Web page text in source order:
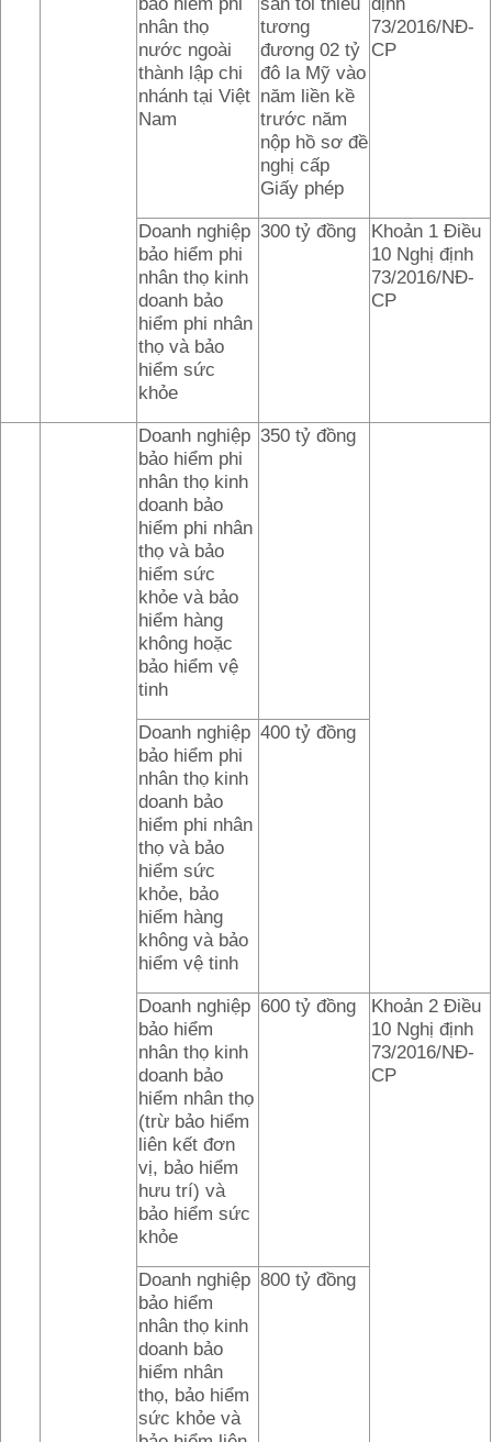
nhân thọ
nước ngoài
thành lập chi
nhánh tại Việt
Nam
tương
đương 02 tỷ
đô la Mỹ vào
năm liền kề
trước năm
nộp hồ sơ đề
nghị cấp
Giấy phép
73/2016/NĐ-
CP
Doanh nghiệp
bảo hiểm phi
nhân thọ kinh
doanh bảo
hiểm phi nhân
thọ và bảo
hiểm sức
khỏe
300 tỷ đồng
Khoản 1 Điều
10 Nghị định
73/2016/NĐ-
CP
Doanh nghiệp
bảo hiểm phi
nhân thọ kinh
doanh bảo
hiểm phi nhân
thọ và bảo
hiểm sức
khỏe và bảo
hiểm hàng
không hoặc
bảo hiểm vệ
tinh
350 tỷ đồng
Doanh nghiệp
bảo hiểm phi
nhân thọ kinh
doanh bảo
hiểm phi nhân
thọ và bảo
hiểm sức
khỏe, bảo
hiểm hàng
không và bảo
hiểm vệ tinh
400 tỷ đồng
Doanh nghiệp
bảo hiểm
nhân thọ kinh
doanh bảo
hiểm nhân thọ
(trừ bảo hiểm
liên kết đơn
vị, bảo hiểm
hưu trí) và
bảo hiểm sức
khỏe
600 tỷ đồng
Khoản 2 Điều
10 Nghị định
73/2016/NĐ-
CP
Doanh nghiệp
bảo hiểm
nhân thọ kinh
doanh bảo
hiểm nhân
thọ, bảo hiểm
sức khỏe và
800 tỷ đồng